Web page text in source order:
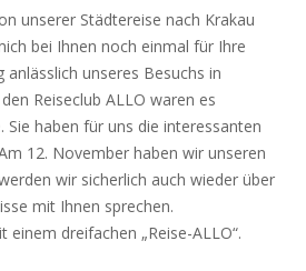
unserer Städtereise nach Krakau
bei Ihnen noch einmal für Ihre
unseres Besuchs in
Reiseclub ALLO waren es
Sie haben für uns die interessanten
12. November haben wir unseren
wir sicherlich auch wieder über
mit Ihnen sprechen.
dreifachen „Reise-ALLO“.